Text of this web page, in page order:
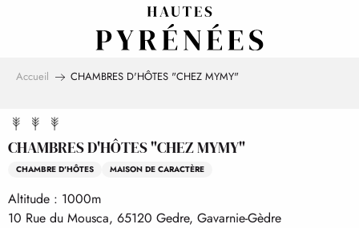
Accueil CHAMBRES D'HÔTES "CHEZ MYMY"
CHAMBRES D'HÔTES "CHEZ MYMY"
CHAMBRE D'HÔTES MAISON DE CARACTÈRE
Altitude : 1000m
10 Rue du Mousca, 65120 Gedre, Gavarnie-Gèdre